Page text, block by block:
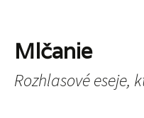
Mlčanie
Rozhlasové eseje,